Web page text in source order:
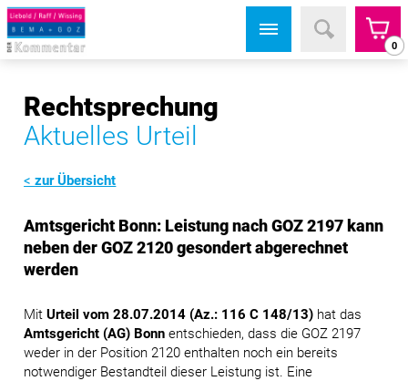
0
Rechtsprechung
Aktuelles Urteil
zur Übersicht
Amtsgericht Bonn: Leistung nach GOZ 2197 kann
neben der GOZ 2120 gesondert abgerechnet
werden
MitUrteil vom 28.07.2014 (Az.: 116 C 148/13) hat das
Amtsgericht (AG) Bonn entschieden, dass die GOZ 2197
weder in der Position 2120 enthalten noch ein bereits
notwendiger Bestandteil dieser Leistung ist. Eine